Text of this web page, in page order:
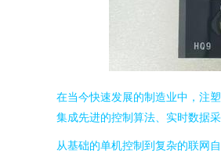
在当今快速发展的制造业中，注
集成先进的控制算法、实时数据
从基础的单机控制到复杂的联网